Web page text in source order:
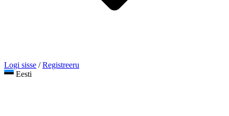
Logi sisse / Registreeru
Eesti